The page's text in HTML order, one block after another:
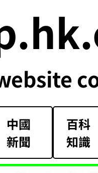
中國
新聞
百科
知識